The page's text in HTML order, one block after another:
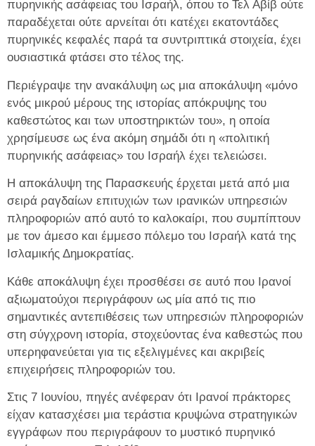
πυρηνικής ασάφειας του Ισραήλ, όπου το Τελ Αβίβ ούτε
παραδέχεται ούτε αρνείται ότι κατέχει εκατοντάδες
πυρηνικές κεφαλές παρά τα συντριπτικά στοιχεία, έχει
ουσιαστικά φτάσει στο τέλος της.
Περιέγραψε την ανακάλυψη ως μια αποκάλυψη «μόνο
ενός μικρού μέρους της ιστορίας απόκρυψης του
καθεστώτος και των υποστηρικτών του», η οποία
χρησίμευσε ως ένα ακόμη σημάδι ότι η «πολιτική
πυρηνικής ασάφειας» του Ισραήλ έχει τελειώσει.
Η αποκάλυψη της Παρασκευής έρχεται μετά από μια
σειρά ραγδαίων επιτυχιών των ιρανικών υπηρεσιών
πληροφοριών από αυτό το καλοκαίρι, που συμπίπτουν
με τον άμεσο και έμμεσο πόλεμο του Ισραήλ κατά της
Ισλαμικής Δημοκρατίας.
Κάθε αποκάλυψη έχει προσθέσει σε αυτό που Ιρανοί
αξιωματούχοι περιγράφουν ως μία από τις πιο
σημαντικές αντεπιθέσεις των υπηρεσιών πληροφοριών
στη σύγχρονη ιστορία, στοχεύοντας ένα καθεστώς που
υπερηφανεύεται για τις εξελιγμένες και ακριβείς
επιχειρήσεις πληροφοριών του.
Στις 7 Ιουνίου, πηγές ανέφεραν ότι Ιρανοί πράκτορες
είχαν κατασχέσει μια τεράστια κρυψώνα στρατηγικών
εγγράφων που περιγράφουν το μυστικό πυρηνικό